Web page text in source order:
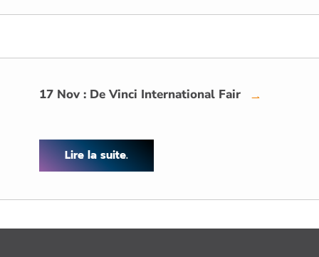
17 Nov : De Vinci International Fair →
Lire la suite.